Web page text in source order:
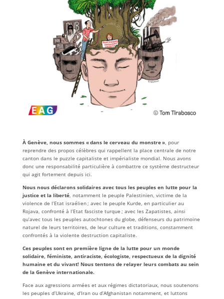
À Genève, nous sommes « dans le cerveau du monstre », pour
reprendre des propos célèbres qui rappellent la place centrale de notre
canton dans le puzzle capitaliste et impérialiste mondial. Nous avons
donc une responsabilité particulière à combattre ce système destructeur
qui agit fortement depuis ici.
Nous nous déclarons solidaires avec tous les peuples en lutte pour la
justice et la liberté, notamment le peuple Palestinien, victime de la
violence de l’Etat israélien ; avec le peuple Kurde, en particulier au
Rojava, confronté à l’Etat fasciste turque ; avec les Zapatistes, ainsi
qu’avec tous les peuples autochtones du globe, défenseurs du patrimoine
naturel de leurs territoires, de leur culture et traditions, constamment
confrontés à la violente destruction capitaliste.
Ces peuples sont en première ligne de la lutte pour un monde
solidaire, féministe, antiraciste, écologiste, respectueux de la dignité
humaine et du vivant! Nous tentons de relayer leurs combats au sein
de la Genève internationale.
Face aux agressions armées et aux régimes dictatoriaux, nous soutenons
les peuples d’Ukraine, d’Iran ou d’Afghanistan notamment, et luttons